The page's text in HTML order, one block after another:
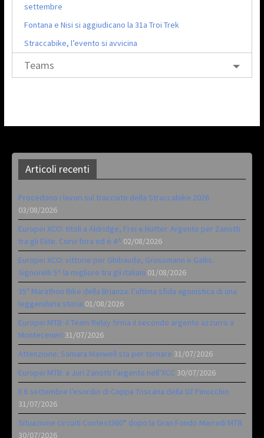
settembre
Fontana e Nisi si aggiudicano la 31a Troi Trek
Straccabike, l’evento si avvicina
Teams
Articoli recenti
Procedono i lavori sul tracciato della Straccabike 2026
03/08/2026
Europei XCO: titoli a Aldridge, Frei e Hutter. Argento per Zanotti
tra gli Elite. Corvi fora ed è 4^ 02/08/2026
Europei XCO: vittorie per Ghibaudo, Grossmann e Gallis.
Signorelli 5^ la migliore tra gli italiani 01/08/2026
35ª Marathon Bike della Brianza: l’ultima sfida agonistica di una
leggendaria storia 01/08/2026
Europei MTB: il Team Relay firma il secondo argento azzurro a
Monteceneri 31/07/2026
Attenzione: Samara Maxwell sta per tornare 31/07/2026
Europei MTB: a Juri Zanotti l’argento nell’XCC 30/07/2026
Il 6 settembre l’esordio di Coppa Toscana della Gf Pinocchio
31/07/2026
Situazione circuiti Contest360° dopo la Gran Fondo Marradi MTB
30/07/2026